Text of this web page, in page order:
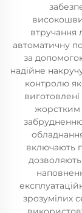
втручання
автоматичну
за
надійне
контролю
жорстким
включають
зрозумілих